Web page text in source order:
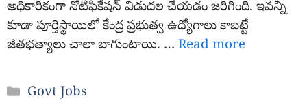
అధికారికంగా నోటిఫికేషన్ విడుదల చేయడం జరిగింది. ఇవన్నీ
కూడా పూర్తిస్థాయిలో కేంద్ర ప్రభుత్వ ఉద్యోగాలు కాబట్టే
జీతభత్యాలు చాలా బాగుంటాయి. … Read more
Categories
Govt Jobs